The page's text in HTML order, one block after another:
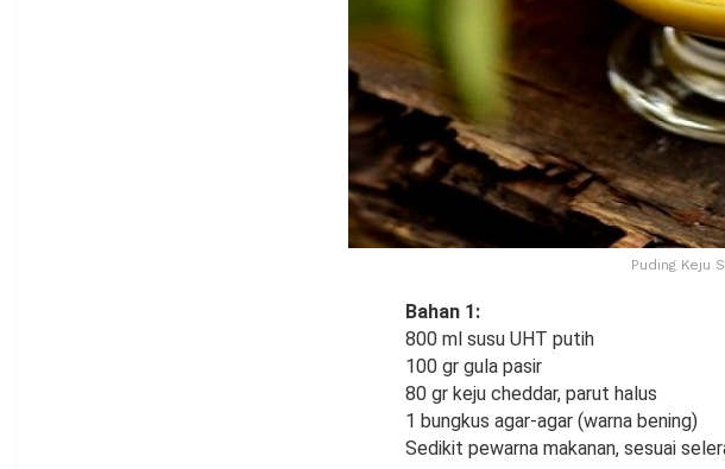
Puding Keju
Bahan 1:
800 ml susu UHT putih
100 gr gula pasir
80 gr keju cheddar, parut halus
1 bungkus agar-agar (warna bening)
Sedikit pewarna makanan, sesuai